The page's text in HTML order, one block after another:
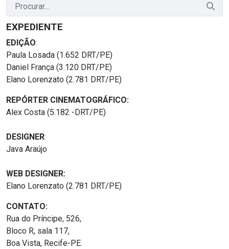
EXPEDIENTE
EDIÇÃO:
Paula Losada (1.652 DRT/PE)
Daniel França (3.120 DRT/PE)
Elano Lorenzato (2.781 DRT/PE)
REPÓRTER CINEMATOGRÁFICO:
Alex Costa (5.182 -DRT/PE)
DESIGNER:
Java Araújo
WEB DESIGNER:
Elano Lorenzato (2.781 DRT/PE)
CONTATO:
Rua do Príncipe, 526,
Bloco R, sala 117,
Boa Vista, Recife-PE.